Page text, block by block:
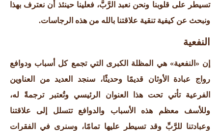
تسيطر على قلوبنا ونحن نعبد الرَّبَّ، فعلينا حينئذ أن نعترف بهذا
ونبحث عن كيفية تنقية علاقتنا بالله من هذه الرجاسات.
النفعية
إن «النفعية» هي المظلة الكبرى التي تجمع كل أسباب ودوافع
رواج عبادة الأوثان قديمًا وحديثًا، سنجد العديد من العناوين
الفرعية تأتي تحت هذا العنوان الرئيسي وتُعتبر ترجمةً له،
وللأسف معظم هذه الأسباب والدوافع تتسلل إلى علاقتنا
وعبادتنا للرَّبِّ وقد تسيطر عليها تمامًا، وسنرى في الفقرات